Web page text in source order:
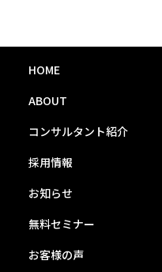
HOME
ABOUT
コンサルタント紹介
採用情報
お知らせ
無料セミナー
お客様の声